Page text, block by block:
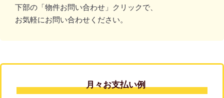
下部の「物件お問い合わせ」クリックで、
お気軽にお問い合わせください。
月々お支払い例